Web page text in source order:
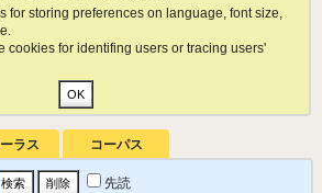
for storing preferences on language, font size,
cookies for identifing users or tracing users'
ラス コーパス
先読